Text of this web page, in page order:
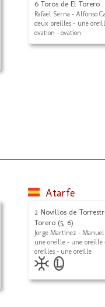
6 Toros de El Torero
Rafael Serna - Alfonso
deux oreilles - une
ovation - ovation
Atarfe
2 Novillos de
Torero (5, 6)
Jorge Martinez - Manuel
une oreille - une oreille
oreilles - une oreille